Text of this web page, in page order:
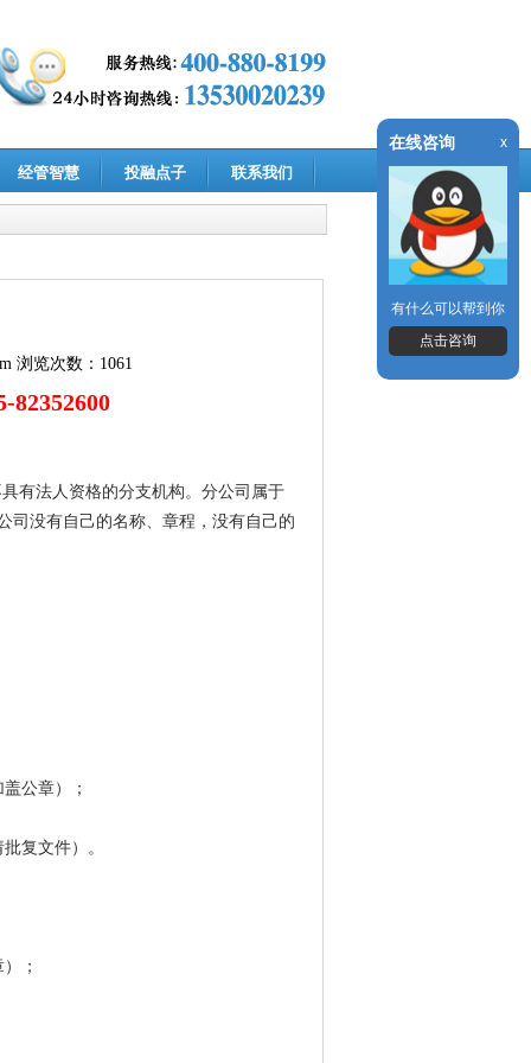
经管智慧 投融点子 联系我们
浏览次数：1061
82352600
有法人资格的分支机构。分公司属于
司没有自己的名称、章程，没有自己的
盖公章）；
复文件）。
；
在线咨询 x
有什么可以帮到你
点击咨询